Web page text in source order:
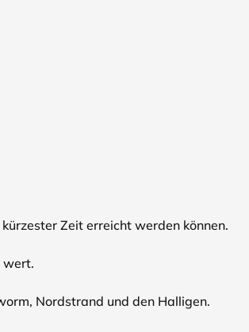
Zeit erreicht werden können.
wert.
Nordstrand und den Halligen.